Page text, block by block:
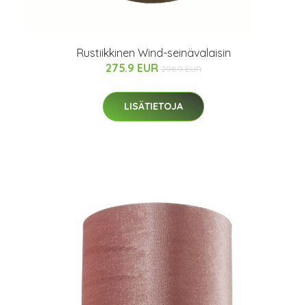
Rustiikkinen Wind-seinävalaisin
275.9 EUR 298.9 EUR
LISÄTIETOJA